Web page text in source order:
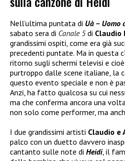
Nell’ultima puntata di Uà – Uomo
sabato sera di Canale 5di Claudio
grandissimi ospiti, come era già
precedenti puntate. Ma in questa
ritorno sugli schermi televisi e cioè
purtroppo dalle scene italiane, la
questo evento speciale e non è
Anzi, ha fatto qualcosa su cui
ma che conferma ancora una
non solo come performer, ma
I due grandissimi artisti Claudio e
palco con un duetto davvero
cantanto sulle note di Heidi, il